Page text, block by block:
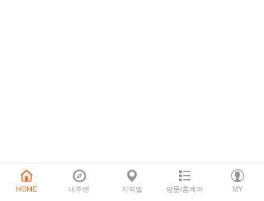
HOME 내주변 지역별 방문/홈케어 MY